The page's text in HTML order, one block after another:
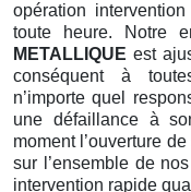
opération
toute heure. Notre
METALLIQUE est
conséquent à
n’importe quel
une défaillance à
moment l’ouverture
sur l’ensemble de
intervention rapide